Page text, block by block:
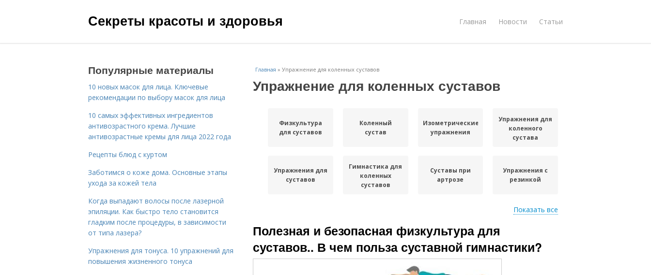
Секреты красоты и здоровья Главная Новости Статьи
Главная » Упражнение для коленных суставов
Упражнение для коленных суставов
Физкультура
для суставов
Коленный
сустав
Изометрические
упражнения
Упражнения для
коленного
сустава
Упражнения для
суставов
Гимнастика для
коленных
суставов
Суставы при
артрозе
Упражнения с
резинкой
грыже
упражнение
суставов
Показать все
Полезная и безопасная физкультура для
суставов.. В чем польза суставной гимнастики?
Популярные материалы
10 новых масок для лица. Ключевые
рекомендации по выбору масок для лица
10 самых эффективных ингредиентов
антивозрастного крема. Лучшие
антивозрастные кремы для лица 2022 года
Рецепты блюд с куртом
Заботимся о коже дома. Основные этапы
ухода за кожей тела
Когда выпадают волосы после лазерной
эпиляции. Как быстро тело становится
гладким после процедуры, в зависимости
от типа лазера?
Упражнения для тонуса. 10 упражнений для
повышения жизненного тонуса